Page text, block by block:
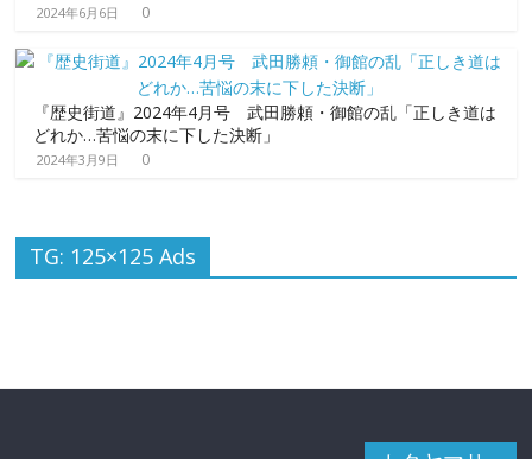
2024年6月6日 0
『歴史街道』2024年4月号 武田勝頼・御館の乱「正しき道は
どれか…苦悩の末に下した決断」
2024年3月9日 0
TG: 125×125 Ads